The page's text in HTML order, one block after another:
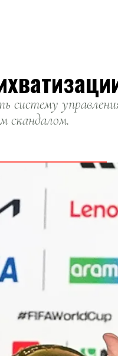
систему
скандалом.